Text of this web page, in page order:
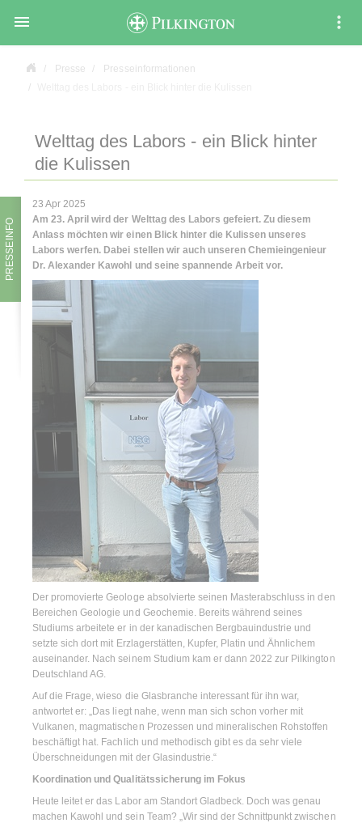

Presse
Presseinformationen
Welttag des Labors - ein Blick hinter
die Kulissen
PRESSEINFO
23 Apr 2025
Am 23. April wird der Welttag des Labors gefeiert. Zu diesem
Anlass möchten wir einen Blick hinter die Kulissen unseres
Labors werfen. Dabei stellen wir auch unseren Chemieingenieur
Dr. Alexander Kawohl und seine spannende Arbeit vor.
Der promovierte Geologe absolvierte seinen Masterabschluss in den
Bereichen Geologie und Geochemie. Bereits während seines
Studiums arbeitete er in der kanadischen Bergbauindustrie und
setzte sich dort mit Erzlagerstätten, Kupfer, Platin und Ähnlichem
auseinander. Nach seinem Studium kam er dann 2022 zur Pilkington
Deutschland AG.
Auf die Frage, wieso die Glasbranche interessant für ihn war,
antwortet er: „Das liegt nahe, wenn man sich schon vorher mit
Vulkanen, magmatischen Prozessen und mineralischen Rohstoffen
beschäftigt hat. Fachlich und methodisch gibt es da sehr viele
Überschneidungen mit der Glasindustrie.“
Koordination und Qualitätssicherung im Fokus
Heute leitet er das Labor am Standort Gladbeck. Doch was genau
machen Kawohl und sein Team? „Wir sind der Schnittpunkt zwischen